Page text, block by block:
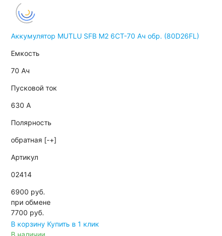
Аккумулятор MUTLU SFB M2 6СТ-70 Ач обр. (80D26FL)
Емкость
70 Ач
Пусковой ток
630 А
Полярность
обратная [-+]
Артикул
02414
6900 руб.
при обмене
7700 руб.
В корзину Купить в 1 клик
В наличии